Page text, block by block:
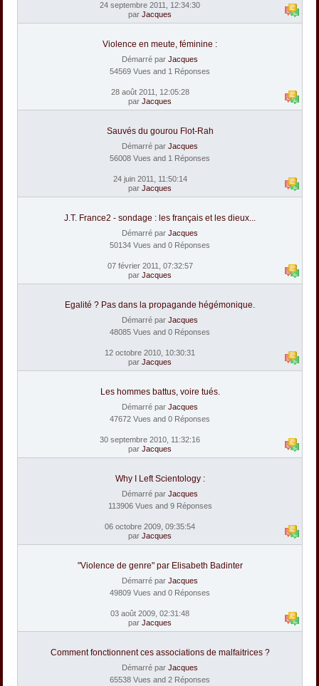
24 septembre 2011, 12:34:30
par Jacques
Violence en meute, féminine :
Démarré par Jacques
54569 Vues and 1 Réponses
28 août 2011, 12:05:28
par Jacques
Sauvés du gourou Flot-Rah
Démarré par Jacques
56008 Vues and 1 Réponses
24 juin 2011, 11:50:14
par Jacques
J.T. France2 - sondage : les français et les dieux...
Démarré par Jacques
50134 Vues and 0 Réponses
07 février 2011, 07:32:57
par Jacques
Egalité ? Pas dans la propagande hégémonique.
Démarré par Jacques
48085 Vues and 0 Réponses
12 octobre 2010, 10:30:31
par Jacques
Les hommes battus, voire tués.
Démarré par Jacques
47672 Vues and 0 Réponses
30 septembre 2010, 11:32:16
par Jacques
Why I Left Scientology :
Démarré par Jacques
113906 Vues and 9 Réponses
06 octobre 2009, 09:35:54
par Jacques
"Violence de genre" par Elisabeth Badinter
Démarré par Jacques
49809 Vues and 0 Réponses
03 août 2009, 02:31:48
par Jacques
Comment fonctionnent ces associations de malfaitrices ?
Démarré par Jacques
65538 Vues and 2 Réponses